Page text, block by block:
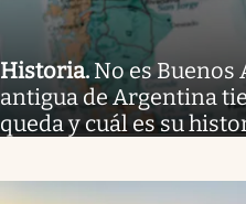
Historia. No es Buenos
antigua de Argentina
queda y cuál es su